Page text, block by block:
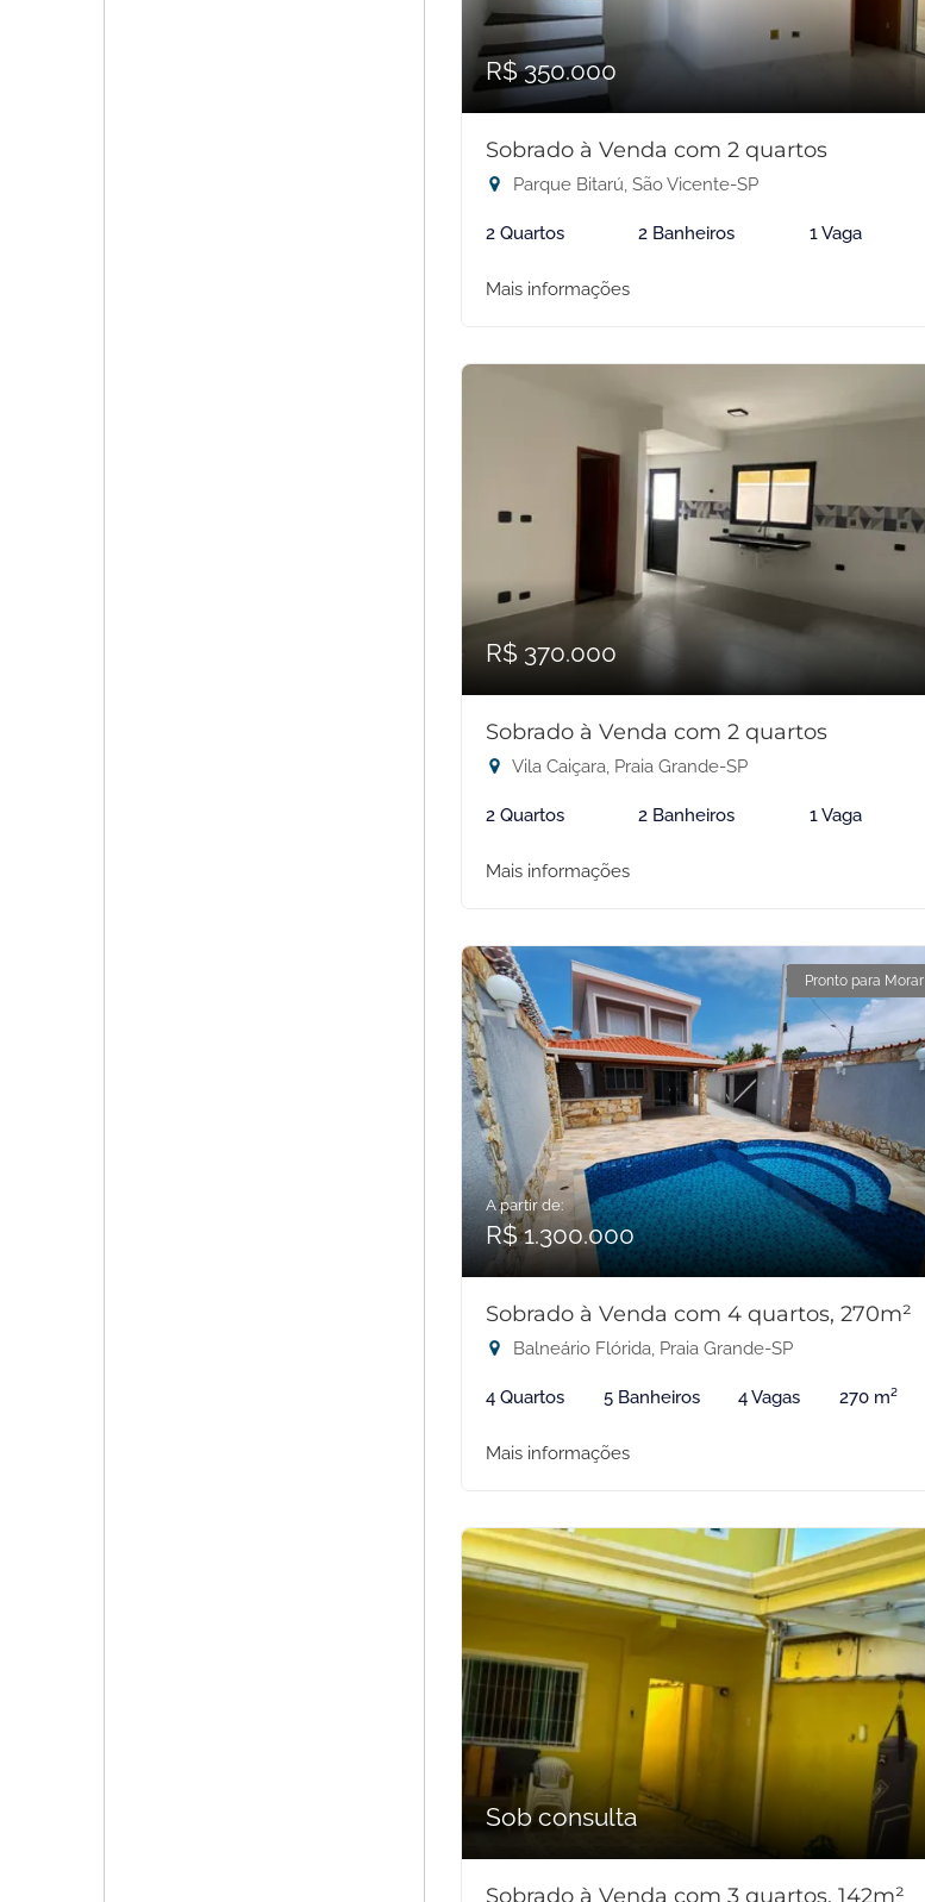
R$ 350.000
Sobrado à Venda com 2 quartos
Parque Bitarú, São Vicente-SP
2 Quartos 2 Banheiros 1 Vaga
Mais informações
R$ 370.000
Sobrado à Venda com 2 quartos
Vila Caiçara, Praia Grande-SP
2 Quartos 2 Banheiros 1 Vaga
Mais informações
Pronto para Morar
A partir de:
R$ 1.300.000
Sobrado à Venda com 4 quartos, 270m²
Balneário Flórida, Praia Grande-SP
4 Quartos 5 Banheiros 4 Vagas 270 m²
Mais informações
Sob consulta
Sobrado à Venda com 3 quartos, 142m²